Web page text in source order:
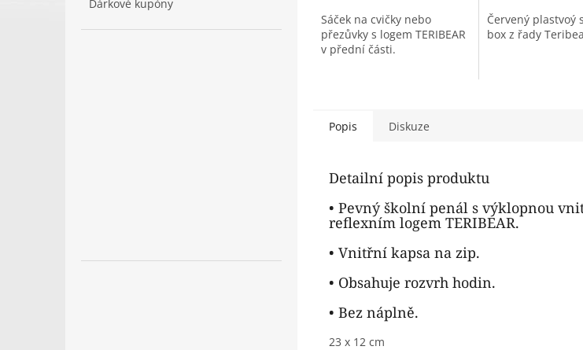
Dárkové kupóny
Sáček na cvičky nebo
přezůvky s logem TERIBEAR
v přední části.
Červený plastvoý
box z řady
Popis Diskuze
Detailní popis produktu
• Pevný školní penál s výklopnou
reflexním logem TERIBEAR.
• Vnitřní kapsa na zip.
• Obsahuje rozvrh hodin.
• Bez náplně.
23 x 12 cm